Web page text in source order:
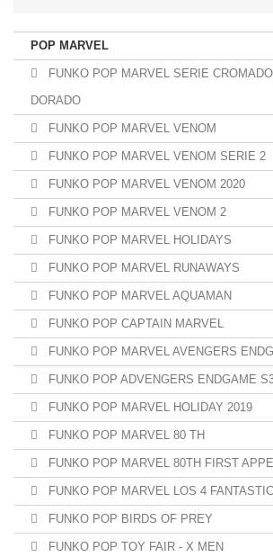
POP MARVEL
FUNKO POP MARVEL SERIE
DORADO
FUNKO POP MARVEL VENOM
FUNKO POP MARVEL VENOM SERIE 2
FUNKO POP MARVEL VENOM 2020
FUNKO POP MARVEL VENOM 2
FUNKO POP MARVEL HOLIDAYS
FUNKO POP MARVEL RUNAWAYS
FUNKO POP MARVEL AQUAMAN
FUNKO POP CAPTAIN MARVEL
FUNKO POP MARVEL AVENGERS
FUNKO POP ADVENGERS ENDGAME
FUNKO POP MARVEL HOLIDAY 2019
FUNKO POP MARVEL 80 TH
FUNKO POP MARVEL 80TH FIRST
FUNKO POP MARVEL LOS 4
FUNKO POP BIRDS OF PREY
FUNKO POP TOY FAIR - X MEN